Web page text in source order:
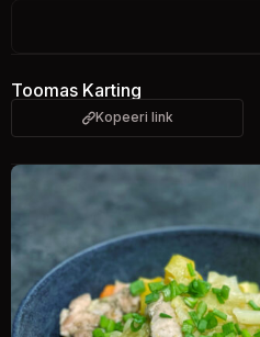
Toomas Karting
Kopeeri link